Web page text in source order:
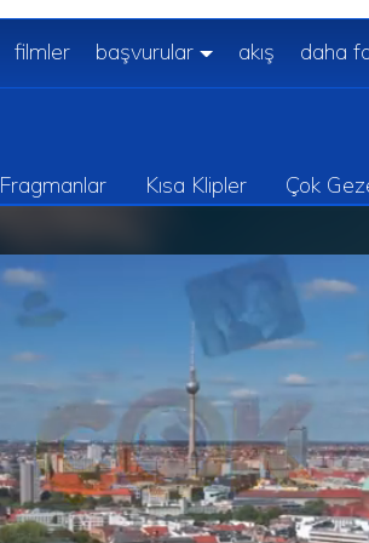
filmler başvurular akış daha
Fragmanlar Kısa Klipler Çok